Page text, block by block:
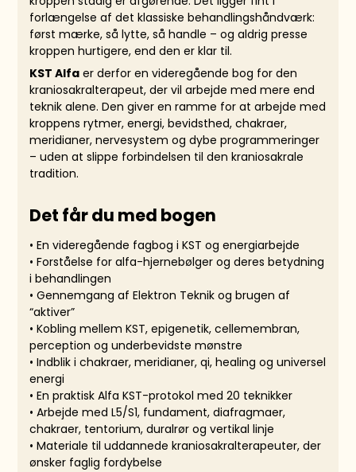
forlængelse af det klassiske behandlingshåndværk:
først mærke, så lytte, så handle – og aldrig presse
kroppen hurtigere, end den er klar til.
KST Alfa er derfor en videregående bog for den
kraniosakralterapeut, der vil arbejde med mere end
teknik alene. Den giver en ramme for at arbejde med
kroppens rytmer, energi, bevidsthed, chakraer,
meridianer, nervesystem og dybe programmeringer
– uden at slippe forbindelsen til den kraniosakrale
tradition.
Det får du med bogen
• En videregående fagbog i KST og energiarbejde
• Forståelse for alfa-hjernebølger og deres betydning
i behandlingen
• Gennemgang af Elektron Teknik og brugen af
“aktiver”
• Kobling mellem KST, epigenetik, cellemembran,
perception og underbevidste mønstre
• Indblik i chakraer, meridianer, qi, healing og universel
energi
• En praktisk Alfa KST-protokol med 20 teknikker
• Arbejde med L5/S1, fundament, diafragmaer,
chakraer, tentorium, duralrør og vertikal linje
• Materiale til uddannede kraniosakralterapeuter, der
ønsker faglig fordybelse